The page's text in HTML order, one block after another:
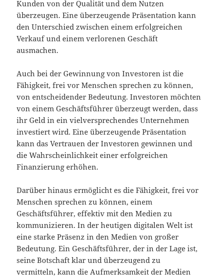
Kunden von der Qualität und dem Nutzen
überzeugen. Eine überzeugende Präsentation kann
den Unterschied zwischen einem erfolgreichen
Verkauf und einem verlorenen Geschäft
ausmachen.
Auch bei der Gewinnung von Investoren ist die
Fähigkeit, frei vor Menschen sprechen zu können,
von entscheidender Bedeutung. Investoren möchten
von einem Geschäftsführer überzeugt werden, dass
ihr Geld in ein vielversprechendes Unternehmen
investiert wird. Eine überzeugende Präsentation
kann das Vertrauen der Investoren gewinnen und
die Wahrscheinlichkeit einer erfolgreichen
Finanzierung erhöhen.
Darüber hinaus ermöglicht es die Fähigkeit, frei vor
Menschen sprechen zu können, einem
Geschäftsführer, effektiv mit den Medien zu
kommunizieren. In der heutigen digitalen Welt ist
eine starke Präsenz in den Medien von großer
Bedeutung. Ein Geschäftsführer, der in der Lage ist,
seine Botschaft klar und überzeugend zu
vermitteln, kann die Aufmerksamkeit der Medien